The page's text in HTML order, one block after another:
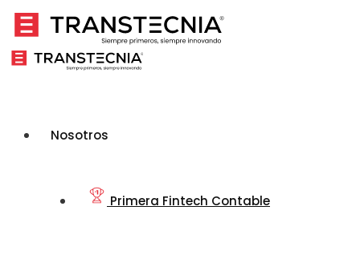
Nosotros
Primera Fintech Contable